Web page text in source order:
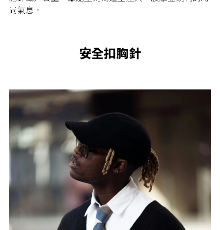
尚氣息。
安全扣胸針